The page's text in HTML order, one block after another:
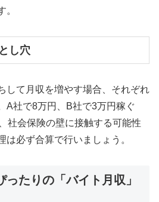
。
し穴
して月収を増やす場合、それぞれ
A社で8万円、B社で3万円稼ぐ
社会保険の壁に接触する可能性
は必ず合算で行いましょう。
ったりの「バイト月収」